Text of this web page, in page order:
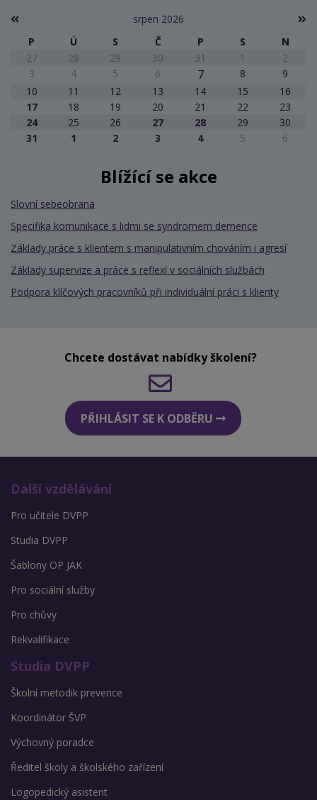
srpen 2026
P
Ú S Č P S
N
27
28 29 30 31 1
2
3
4 5 6 7 8
9
10
11 12 13 14 15
16
17
18 19 20 21 22
23
24
25 26 27 28 29
30
31
1 2 3 4 5 6
Blížící se akce
Slovní sebeobrana
Specifika komunikace s lidmi se syndromem demence
Základy práce s klientem s manipulativním chováním i agresí
Základy supervize a práce s reflexí v sociálních službách
Podpora klíčových pracovníků při individuální práci s klienty
Chcete dostávat nabídky školení?
PŘIHLÁSIT SE K ODBĚRU
Další vzdělávání
Pro učitele DVPP
Studia DVPP
Šablony OP JAK
Pro sociální služby
Pro chůvy
Rekvalifikace
Studia DVPP
Školní metodik prevence
Koordinátor ŠVP
Výchovný poradce
Ředitel školy a školského zařízení
Logopedický asistent